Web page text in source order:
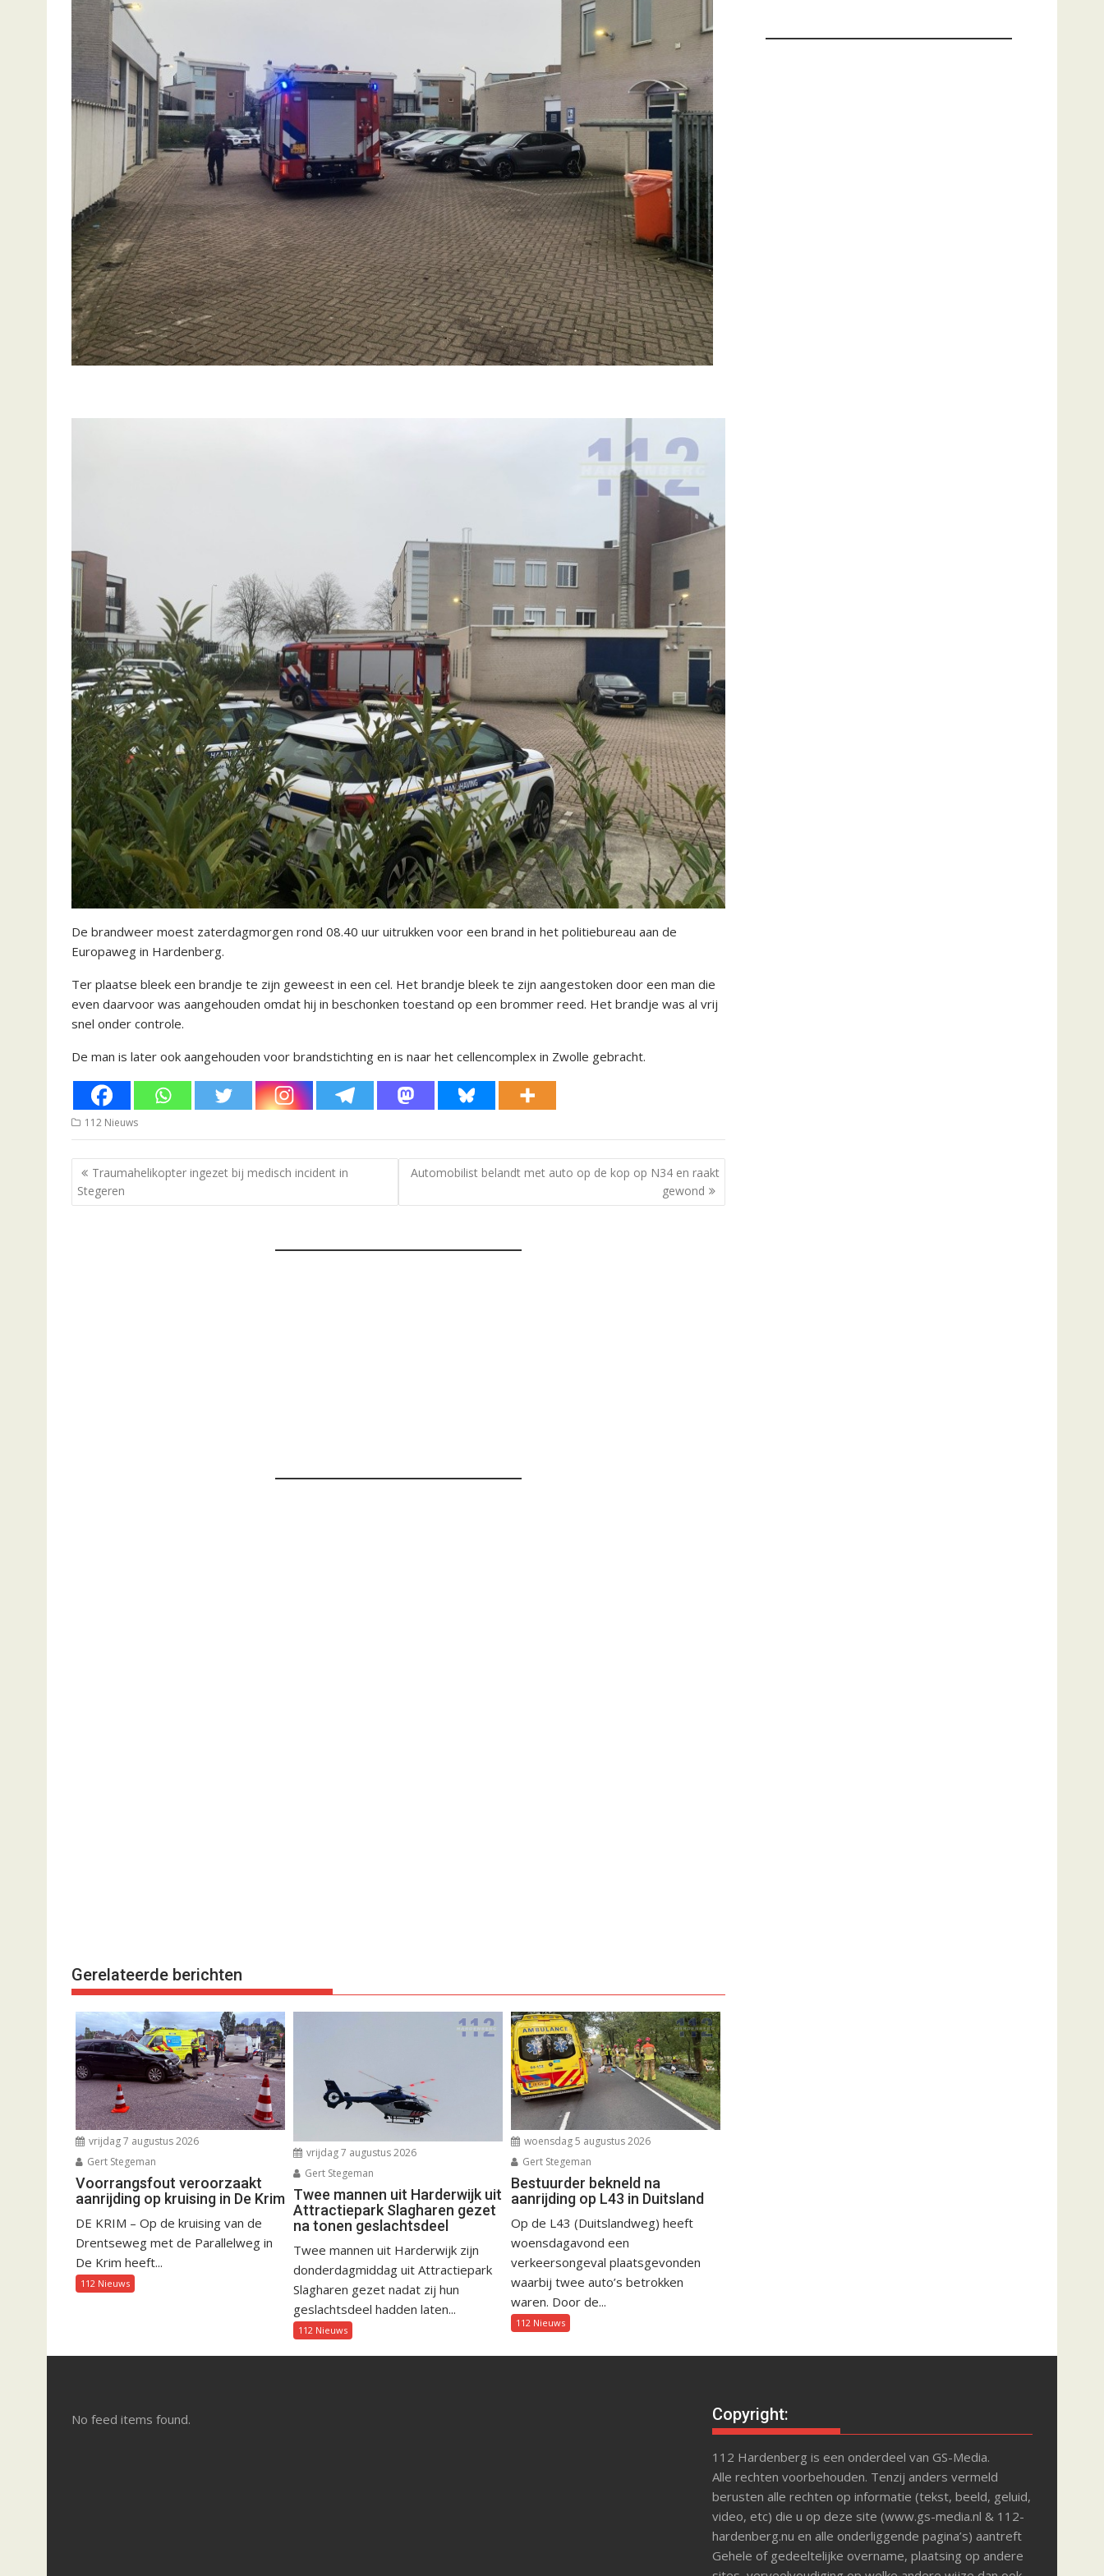
De brandweer moest zaterdagmorgen rond 08.40 uur uitrukken voor een brand in het politiebureau aan de
Europaweg in Hardenberg.
Ter plaatse bleek een brandje te zijn geweest in een cel. Het brandje bleek te zijn aangestoken door een man die
even daarvoor was aangehouden omdat hij in beschonken toestand op een brommer reed. Het brandje was al vrij
snel onder controle.
De man is later ook aangehouden voor brandstichting en is naar het cellencomplex in Zwolle gebracht.
112 Nieuws
Bericht
navigatie
Traumahelikopter ingezet bij medisch incident in
Stegeren
Automobilist belandt met auto op de kop op N34 en raakt
gewond
Gerelateerde berichten
vrijdag 7 augustus 2026
Gert Stegeman
Voorrangsfout veroorzaakt
aanrijding op kruising in De Krim
DE KRIM – Op de kruising van de
Drentseweg met de Parallelweg in
De Krim heeft...
112 Nieuws
vrijdag 7 augustus 2026
Gert Stegeman
Twee mannen uit Harderwijk uit
Attractiepark Slagharen gezet
na tonen geslachtsdeel
Twee mannen uit Harderwijk zijn
donderdagmiddag uit Attractiepark
Slagharen gezet nadat zij hun
geslachtsdeel hadden laten...
112 Nieuws
woensdag 5 augustus 2026
Gert Stegeman
Bestuurder bekneld na
aanrijding op L43 in Duitsland
Op de L43 (Duitslandweg) heeft
woensdagavond een
verkeersongeval plaatsgevonden
waarbij twee auto’s betrokken
waren. Door de...
112 Nieuws
No feed items found. Copyright:
112 Hardenberg is een onderdeel van GS-Media.
Alle rechten voorbehouden. Tenzij anders vermeld
berusten alle rechten op informatie (tekst, beeld, geluid,
video, etc) die u op deze site (www.gs-media.nl & 112-
hardenberg.nu en alle onderliggende pagina’s) aantreft
Gehele of gedeeltelijke overname, plaatsing op andere